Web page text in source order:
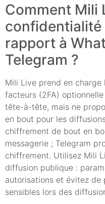
Comment Mili
confidentialité
rapport à
Telegram ?
Mili Live prend en
facteurs (2FA)
tête-à-tête, mais ne
en bout pour les
chiffrement de bout en
messagerie ; Telegram
chiffrement. Utilisez Mili
diffusion publique :
autorisations et évitez
sensibles lors des